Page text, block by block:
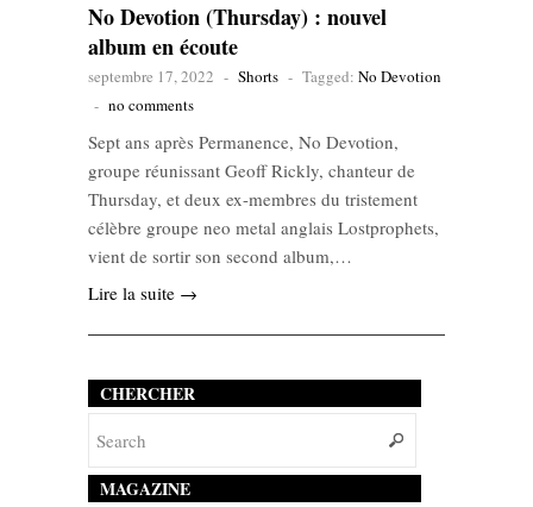
No Devotion (Thursday) : nouvel
album en écoute
septembre 17, 2022 - Shorts - Tagged: No Devotion
- no comments
Sept ans après Permanence, No Devotion,
groupe réunissant Geoff Rickly, chanteur de
Thursday, et deux ex-membres du tristement
célèbre groupe neo metal anglais Lostprophets,
vient de sortir son second album,…
Lire la suite →
CHERCHER
MAGAZINE